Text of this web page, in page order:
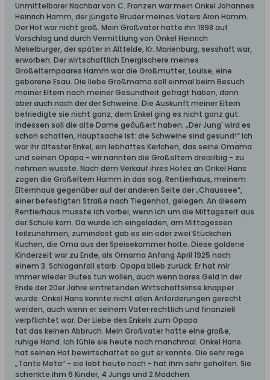
Unmittelbarer Nachbar von C. Franzen war mein Onkel Johannes
Heinrich Hamm, der jüngste Bruder meines Vaters Aron Hamm.
Der Hof war nicht groß. Mein Großvater hatte ihn 1898 auf
Vorschlag und durch Vermittlung von Onkel Heinrich
Mekelburger, der später in Altfelde, Kr. Marienburg, sesshaft war,
erworben. Der wirtschaftlich Energischere meines
Großelternpaares Hamm war die Großmutter, Louise, eine
geborene Esau. Die liebe Großmama soll einmal beim Besuch
meiner Eltern nach meiner Gesundheit gefragt haben, dann
aber auch nach der der Schweine. Die Auskunft meiner Eltern
befriedigte sie nicht ganz, dem Enkel ging es nicht ganz gut.
Indessen soll die alte Dame geäußert haben: „Der Jung' wird es
schon schaffen, Hauptsache ist: die Schweine sind gesund!“ Ich
war ihr ältester Enkel, ein lebhaftes Kerlchen, das seine Omama
und seinen Opapa - wir nannten die Großeltern dreisilbig - zu
nehmen wusste. Nach dem Verkauf ihres Hofes an Onkel Hans
zogen die Großeltern Hamm in das sog. Rentierhaus, meinem
Elternhaus gegenüber auf der anderen Seite der „Chaussee“,
einer befestigten Straße nach Tiegenhof, gelegen. An diesem
Rentierhaus musste ich vorbei, wenn ich um die Mittagszeit aus
der Schule kam. Da wurde ich eingeladen, am Mittagessen
teilzunehmen, zumindest gab es ein oder zwei Stückchen
Kuchen, die Oma aus der Speisekammer holte. Diese goldene
Kinderzeit war zu Ende, als Omama Anfang April 1925 nach
einem 3. Schlaganfall starb. Opapa blieb zurück. Er hat mir
immer wieder Gutes tun wollen, auch wenn bares Geld in der
Ende der 20er Jahre eintretenden Wirtschaftskrise knapper
wurde. Onkel Hans konnte nicht allen Anforderungen gerecht
werden, auch wenn er seinem Vater rechtlich und finanziell
verpflichtet war. Der Liebe des Enkels zum Opapa
tat das keinen Abbruch. Mein Großvater hatte eine große,
ruhige Hand. Ich fühle sie heute noch manchmal. Onkel Hans
hat seinen Hof bewirtschaftet so gut er konnte. Die sehr rege
„Tante Meta“ - sie lebt heute noch - hat ihm sehr geholfen. Sie
schenkte ihm 6 Kinder, 4 Jungs und 2 Mädchen.